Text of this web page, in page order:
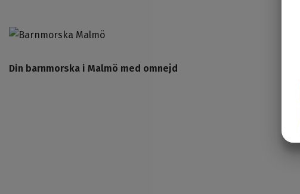
Din barnmorska i Malmö med omnejd